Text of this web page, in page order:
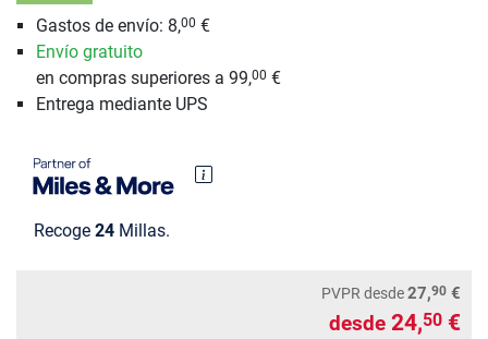
Gastos de envío: 8,00 €
Envío gratuito
en compras superiores a 99,00 €
Entrega mediante UPS
Recoge 24 Millas.
PVPR desde27,90 €
desde 24,50 €